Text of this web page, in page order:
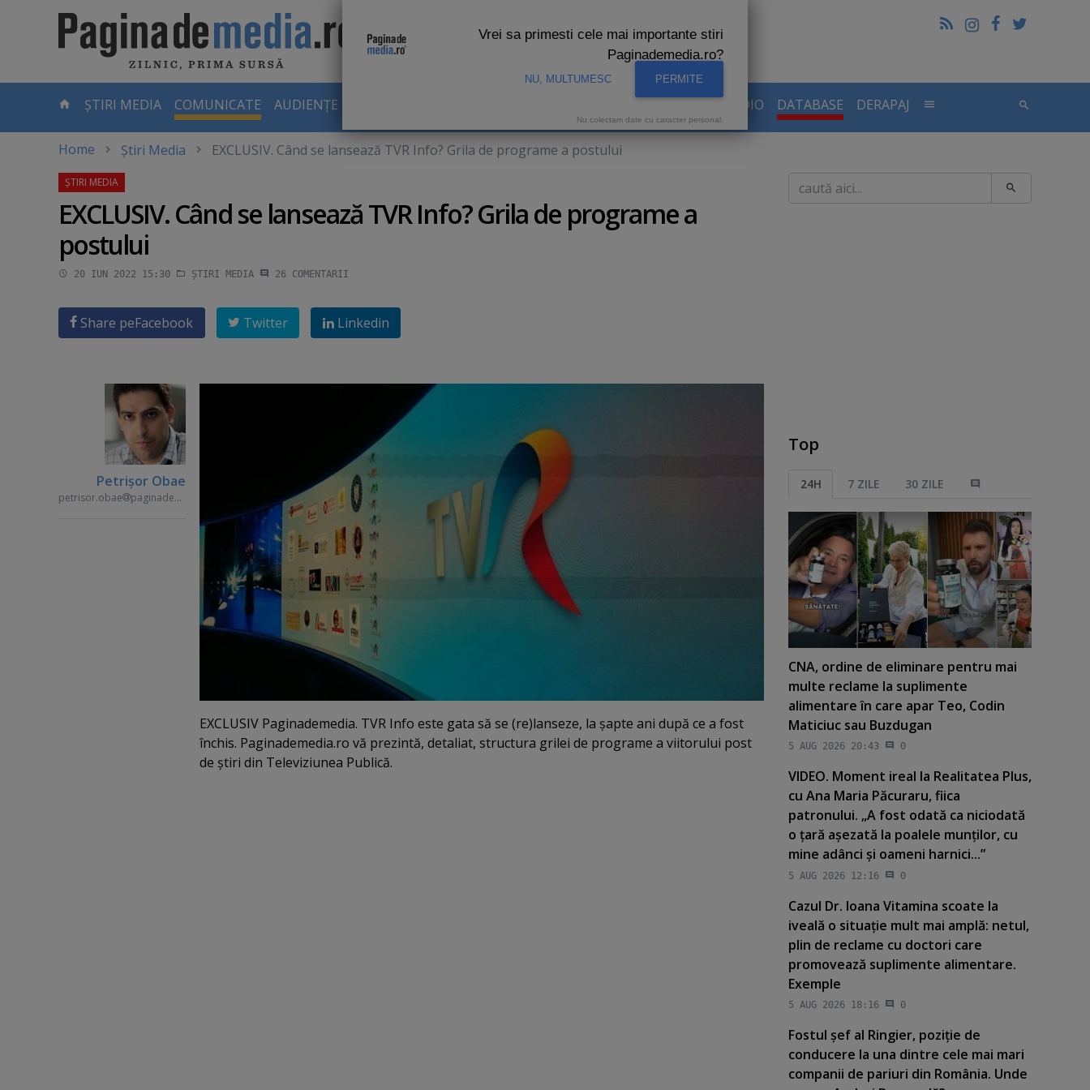
CURENTĂ
ȘTIRI MEDIA COMUNICATE AUDIENȚE TV AUDIENTE RADIO DATABASE DERAPAJ
Home Știri Media EXCLUSIV. Când se lansează TVR Info? Grila de programe a postului
EXCLUSIV. Când se lansează TVR Info? Grila de programe a
postului
20 IUN 2022 15:30 ȘTIRI MEDIA 26 COMENTARII
Share peFacebook Twitter Linkedin
Petrişor Obae
petrisor.obae paginademedia.ro
EXCLUSIV Paginademedia. TVR Info este gata să se (re)lanseze, la şapte ani după ce a fost
închis. Paginademedia.ro vă prezintă, detaliat, structura grilei de programe a viitorului post
de ştiri din Televiziunea Publică.
Caută
Top
24H 7 ZILE 30 ZILE
CNA, ordine de eliminare pentru mai
multe reclame la suplimente
alimentare în care apar Teo, Codin
Maticiuc sau Buzdugan
5 AUG 2026 20:43 0
VIDEO. Moment ireal la Realitatea Plus,
cu Ana Maria Păcuraru, fiica
patronului. „A fost odată ca niciodată
o ţară aşezată la poalele munţilor, cu
mine adânci şi oameni harnici...”
5 AUG 2026 12:16 0
Cazul Dr. Ioana Vitamina scoate la
iveală o situaţie mult mai amplă: netul,
plin de reclame cu doctori care
promovează suplimente alimentare.
Exemple
5 AUG 2026 18:16 0
Fostul şef al Ringier, poziţie de
conducere la una dintre cele mai mari
companii de pariuri din România. Unde
Vrei sa primesti cele mai importante stiri
Paginademedia.ro?
NU, MULTUMESC PERMITE
Nu colectam date cu caracter personal.